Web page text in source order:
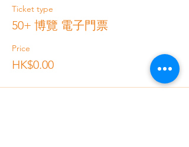
Ticket type
50+ 博覽 電子門票
Price
HK$0.00